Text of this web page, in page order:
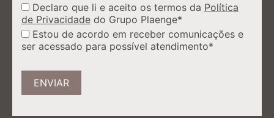
Declaro que li e aceito os termos da Política
de Privacidade do Grupo Plaenge*
Estou de acordo em receber comunicações e
ser acessado para possível atendimento*
ENVIAR